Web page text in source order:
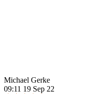
Michael Gerke
09:11 19 Sep 22